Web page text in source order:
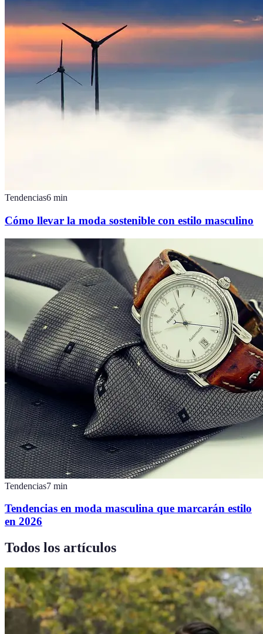
Tendencias6 min
Cómo llevar la moda sostenible con estilo masculino
Tendencias7 min
Tendencias en moda masculina que marcarán estilo
en 2026
Todos los artículos